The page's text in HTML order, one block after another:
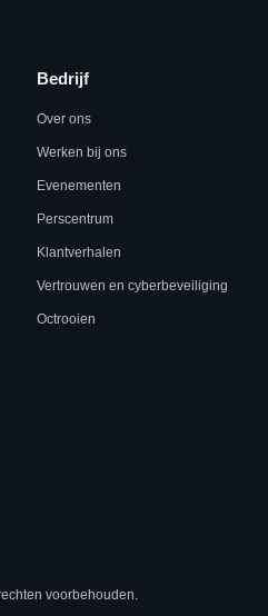
Bedrijf
Over ons
Werken bij ons
Evenementen
Perscentrum
Klantverhalen
Vertrouwen en cyberbeveiliging
Octrooien
voorbehouden.